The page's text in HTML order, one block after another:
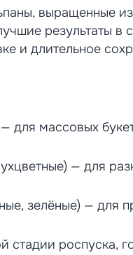
Вы
или
размерную
выращенные
результаты в
и длительное
для массовых
— для
зелёные) — для
роспуска,